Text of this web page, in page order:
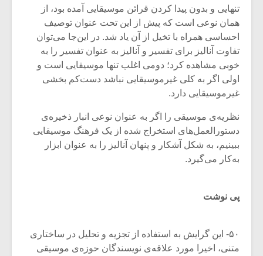
تنهایی و بدون پیدا کردن قرائن موسیقایی آمده بود، از
همان نوعی است که پیش از این تحت عنوان توصیف
احساسی همراه با تخیل از آن یاد شد. در این‌جا می‌توان
تفاوت آنالیز برای تفسیر و آنالیز به عنوان تفسیر را به‌
خوبی مشاهده کرد؛ دومی اغلب تنها موسیقایی است و
اولی اگر به کلی غیرموسیقایی نباشد دست‌کم بخشی
غیرموسیقایی دارد.
نظریه‌ی موسیقی را اگر به عنوان نوعی انبار ذخیره‌ی
دستورالعمل‌های استخراج شده از یک فرهنگ موسیقایی
ببینیم، به شکل آشکار و پنهان آنالیز را به عنوان ابزار
به‌کار می‌گیرد.
پی نوشت
۵۰- این گرایش به استفاده از تجزیه و تحلیل در ساختاری
متنی، اخیرا مورد علاقه‌ی نویسندگان حوزه‌ی موسیقی